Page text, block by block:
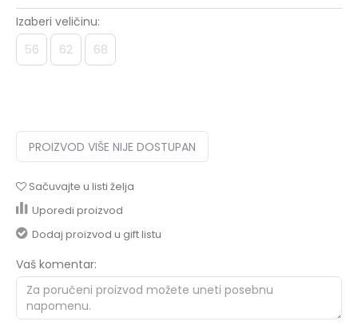
Izaberi veličinu:
56 62 68
PROIZVOD VIŠE NIJE DOSTUPAN
Sačuvajte u listi želja
Uporedi proizvod
Dodaj proizvod u gift listu
Vaš komentar: